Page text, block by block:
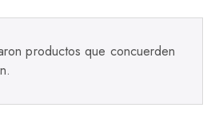
productos que concuerden